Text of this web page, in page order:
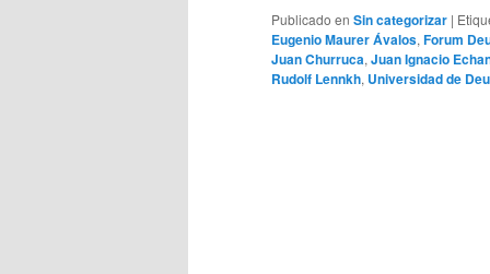
Publicado en Sin categorizar |
Eugenio Maurer Ávalos, Forum
Juan Churruca, Juan Ignacio
Rudolf Lennkh, Universidad de